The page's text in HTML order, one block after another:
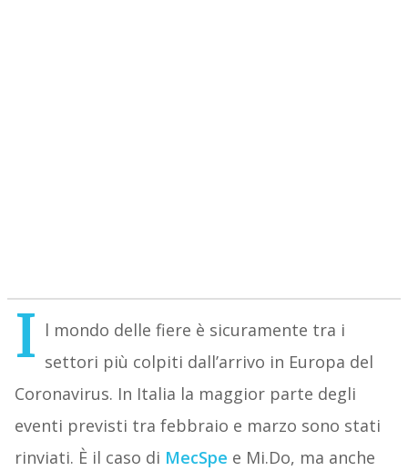
I l mondo delle fiere è sicuramente tra i
settori più colpiti dall’arrivo in Europa del
Coronavirus. In Italia la maggior parte degli
eventi previsti tra febbraio e marzo sono stati
rinviati. È il caso di MecSpe e Mi.Do, ma anche